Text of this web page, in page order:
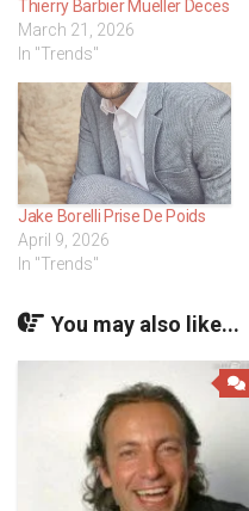
Thierry Barbier Mueller Deces
March 21, 2026
In "Trends"
Jake Borelli Prise De Poids
April 9, 2026
In "Trends"
You may also like...